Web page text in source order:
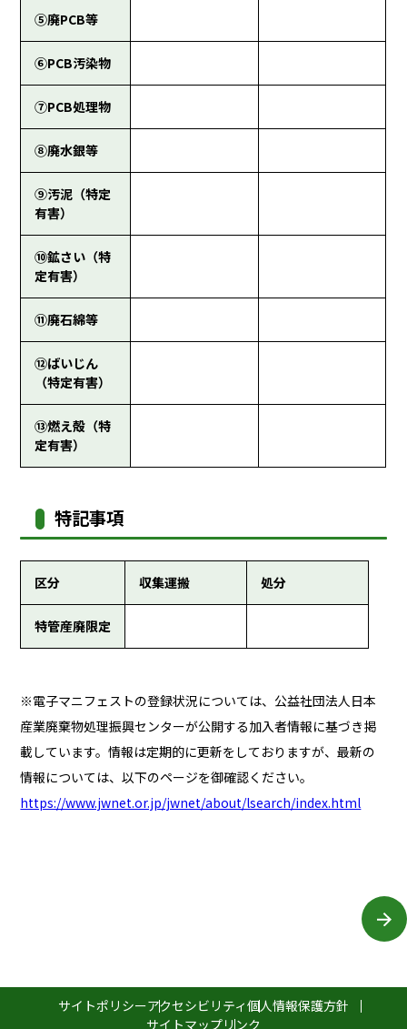
⑤廃PCB等
⑥PCB汚染物
⑦PCB処理物
⑧廃水銀等
⑨汚泥（特定
有害）
⑩鉱さい（特
定有害）
⑪廃石綿等
⑫ばいじん
（特定有害）
⑬燃え殻（特
定有害）
特記事項
区分 収集運搬 処分
特管産廃限定
※電子マニフェストの登録状況については、公益社団法人日本
産業廃棄物処理振興センターが公開する加入者情報に基づき掲
載しています。情報は定期的に更新をしておりますが、最新の
情報については、以下のページを御確認ください。
https://www.jwnet.or.jp/jwnet/about/lsearch/index.html
サイトポリシーアクセシビリティ個人情報保護方針
サイトマップリンク